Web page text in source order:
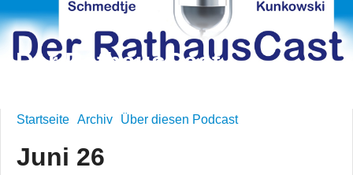
Der RathausCast
Startseite Archiv Über diesen Podcast
Juni 26